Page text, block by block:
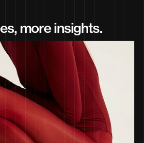
more insights.